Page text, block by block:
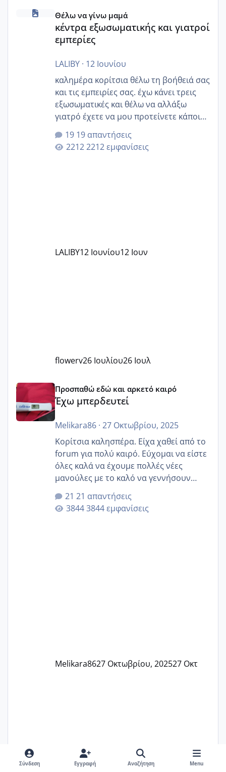
κέντρα εξωσωματικής και γιατροί εμπερίες
Θέλω να γίνω μαμά
κέντρα εξωσωματικής και γιατροί
εμπερίες
LALIBY· 12 Ιουνίου
καλημέρα κορίτσια θέλω τη βοήθειά σας
και τις εμπειρίες σας. έχω κάνει τρεις
εξωσωματικές και θέλω να αλλάξω
γιατρό έχετε να μου προτείνετε κάποιον
που μείνατε ευχαριστημένες και είχατε
επιιτυχία? έκανα στο υγεία με τον
ζερβομανωλάκη (δεν το εψαξε καθόλου
19 απαντήσεις
2212 εμφανίσεις
LALIBY12 Ιουνίου12 Ιουν
flowerv26 Ιουλίου26 Ιουλ
Έχω μπερδευτεί
Προσπαθώ εδώ και αρκετό καιρό
Έχω μπερδευτεί
Melikara86· 27 Οκτωβρίου, 2025
Κορίτσια καλησπέρα. Είχα χαθεί από το
forum για πολύ καιρό. Εύχομαι να είστε
όλες καλά να έχουμε πολλές νέες
μανούλες με το καλό να γεννήσουν
αυτές που ήδη περιμένουν. Να πάρουν
γερα μωράκια στην αγκαλίτσα τους
🙏🏼🙏🏼 Ας πάμε λοιπόν στο θέμα μου.
21 απαντήσεις
3844 εμφανίσεις
Melikara8627 Οκτωβρίου, 202527 Οκτ
Σύνδεση Εγγραφή Αναζήτηση Menu